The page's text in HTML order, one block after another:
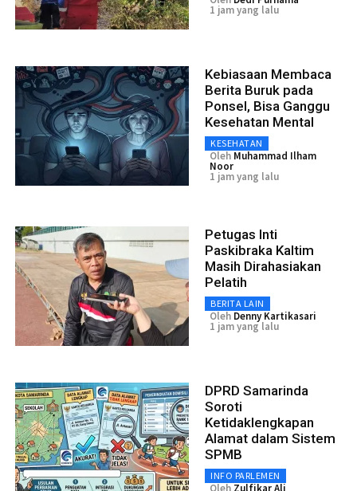
1 jam yang lalu
Kebiasaan Membaca
Berita Buruk pada
Ponsel, Bisa Ganggu
Kesehatan Mental
KESEHATAN
Oleh Muhammad Ilham
Noor
1 jam yang lalu
Petugas Inti
Paskibraka Kaltim
Masih Dirahasiakan
Pelatih
BERITA LAIN
Oleh Denny Kartikasari
1 jam yang lalu
DPRD Samarinda
Soroti
Ketidaklengkapan
Alamat dalam Sistem
SPMB
INFO PARLEMEN
Oleh Zulfikar Ali